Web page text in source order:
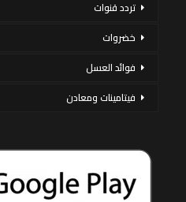
تردد قنوات
خضروات
فوائد العسل
فيتامينات ومعادن